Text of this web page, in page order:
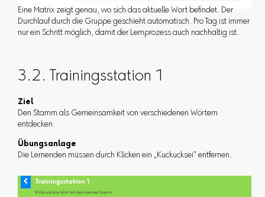
Eine Matrix zeigt genau, wo sich das aktuelle Wort befindet. Der
Durchlauf durch die Gruppe geschieht automatisch. Pro Tag ist immer
nur ein Schritt möglich, damit der Lernprozess auch nachhaltig ist.
3.2. Trainingsstation 1
Ziel
Den Stamm als Gemeinsamkeit von verschiedenen Wörtern
entdecken.
Übungsanlage
Die Lernenden müssen durch Klicken ein „Kuckucksei“ entfernen.